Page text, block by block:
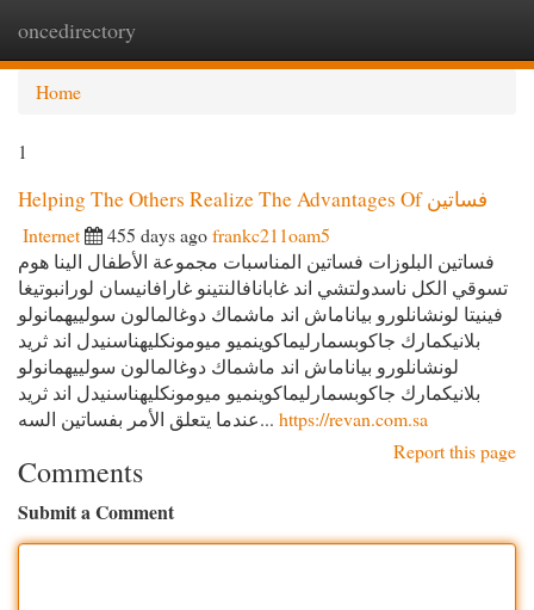
oncedirectory
Home
1
Helping The Others Realize The Advantages Of فساتين
Internet 455 days agofrankc211oam5
فساتين البلوزات فساتين المناسبات مجموعة الأطفال الينا هوم
تسوقي الكل ناسدولتشي اند غابانافالنتينو غارافانيسان لورانبوتيغا
فينيتا لونشانلورو بياناماش اند ماشماك دوغالمالون سولييهمانولو
بلانيكمارك جاكوبسمارليماكوينميو ميومونكليهناسنيدل اند ثريد
لونشانلورو بياناماش اند ماشماك دوغالمالون سولييهمانولو
بلانيكمارك جاكوبسمارليماكوينميو ميومونكليهناسنيدل اند ثريد
عندما يتعلق الأمر بفساتين السه... https://revan.com.sa
Report this page
Comments
Submit a Comment